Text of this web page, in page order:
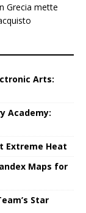
Grecia mette
Arts:
Academy:
Extreme Heat
Maps for
Star